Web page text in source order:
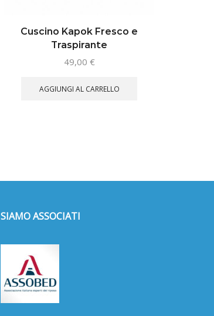
Cuscino Kapok Fresco e
Traspirante
49,00 €
AGGIUNGI AL CARRELLO
SIAMO ASSOCIATI